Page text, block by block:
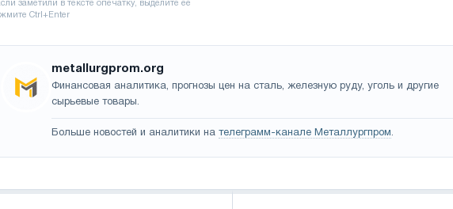
metallurgprom.org
Финансовая аналитика, прогнозы цен на сталь, железную руду, уголь и другие
сырьевые товары.
Больше новостей и аналитики на телеграмм-канале Металлургпром.